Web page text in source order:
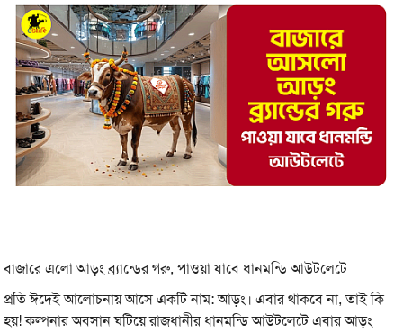
বাজারে এলো আড়ং ব্র্যান্ডের গরু, পাওয়া যাবে ধানমন্ডি আউটলেটে
প্রতি ঈদেই আলোচনায় আসে একটি নাম: আড়ং। এবার থাকবে না, তাই কি
হয়! কল্পনার অবসান ঘটিয়ে রাজধানীর ধানমন্ডি আউটলেটে এবার আড়ং